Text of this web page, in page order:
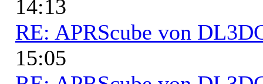
14:13
RE: APRScube von
15:05